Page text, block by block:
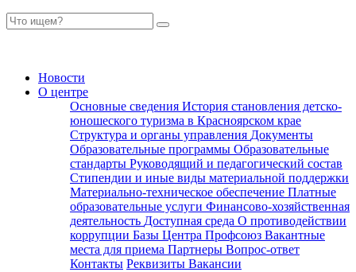
Новости
О центре
Основные сведения История становления детско-
юношеского туризма в Красноярском крае
Структура и органы управления Документы
Образовательные программы Образовательные
стандарты Руководящий и педагогический состав
Стипендии и иные виды материальной поддержки
Материально-техническое обеспечение Платные
образовательные услуги Финансово-хозяйственная
деятельность Доступная среда О противодействии
коррупции Базы Центра Профсоюз Вакантные
места для приема Партнеры Вопрос-ответ
Контакты Реквизиты Вакансии